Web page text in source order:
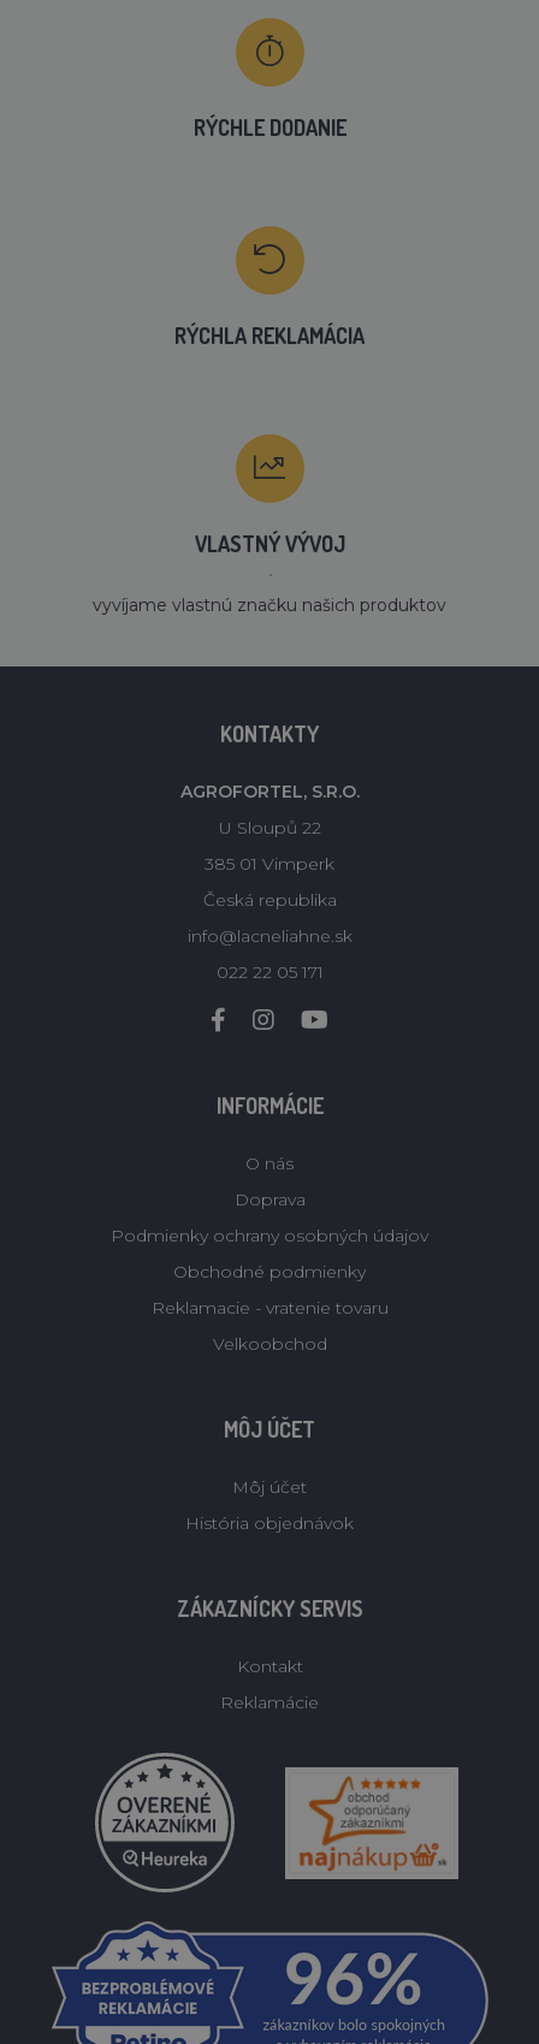
RÝCHLE DODANIE
RÝCHLA REKLAMÁCIA
VLASTNÝ VÝVOJ
´
vyvíjame vlastnú značku našich produktov
KONTAKTY
AGROFORTEL, S.R.O.
U Sloupů 22
385 01 Vimperk
Česká republika
info@lacneliahne.sk
022 22 05 171
INFORMÁCIE
O nás
Doprava
Podmienky ochrany osobných údajov
Obchodné podmienky
Reklamacie - vratenie tovaru
Velkoobchod
MÔJ ÚČET
Môj účet
História objednávok
ZÁKAZNÍCKY SERVIS
Kontakt
Reklamácie